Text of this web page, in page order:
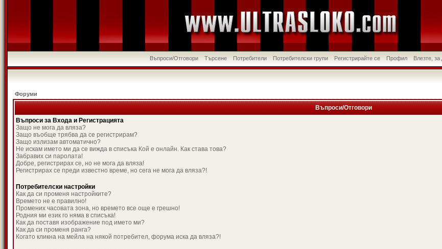
Въпроси/Отговори Търсене Потребители Потребителски групи Регистрирайте се Профил Влезте,
Форуми
Въпроси/Отговори
Въпроси за Входа и Регистрацията
Защо не мога да вляза?
Защо въобще трябва да се регистрирам?
Защо излизам автоматично?
Не искам името ми да се вижда в списъка Кой е онлайн. Как става това?
Забравих си паролата!
Добре, регистрирах се, но не мога да вляза!
Регистрирах се преди известно време, но сега не мога да вляза?!
Потребителски настройки
Как да си променя настройките?
Времето не е правилно!
Промених часовата зона, но времето все още е грешно!
Родния ми език го няма в списъка!
Как да поставя изображение под името ми?
Как да си променя ранга?
Когато кликна на мейла на някой потребител, форума иска да вляза?!